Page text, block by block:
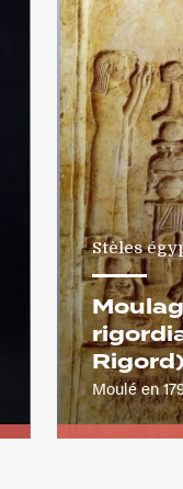
Stèles
Rigord)
Moulé en